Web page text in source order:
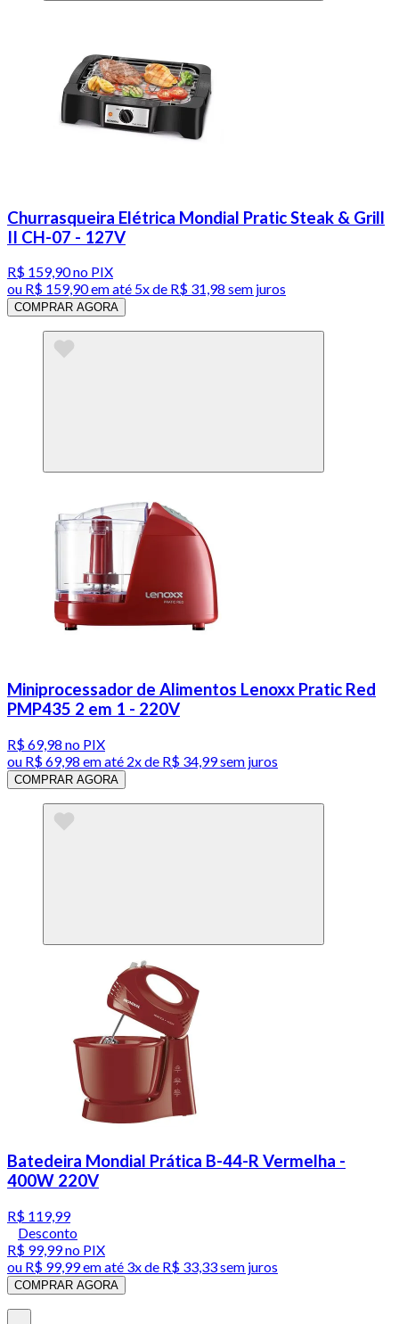
Churrasqueira Elétrica Mondial Pratic Steak & Grill
II CH-07 - 127V
R$ 159,90no PIX
ou R$ 159,90em até 5x de R$ 31,98 sem juros
COMPRAR AGORA
Miniprocessador de Alimentos Lenoxx Pratic Red
PMP435 2 em 1 - 220V
R$ 69,98 no PIX
ou R$ 69,98 em até 2x de R$ 34,99 sem juros
COMPRAR AGORA
Batedeira Mondial Prática B-44-R Vermelha -
400W 220V
R$ 119,99
Desconto
R$ 99,99no PIX
ou R$ 99,99em até 3x de R$ 33,33 sem juros
COMPRAR AGORA